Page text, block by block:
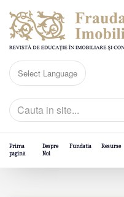
Prima
pagină
Despre
Noi
Fundatia Resurse